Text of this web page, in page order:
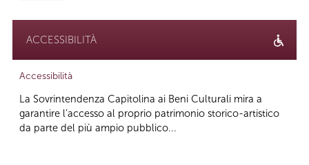
ACCESSIBILITÀ
Accessibilità
La Sovrintendenza Capitolina ai Beni Culturali mira a
garantire l’accesso al proprio patrimonio storico-artistico
da parte del più ampio pubblico...